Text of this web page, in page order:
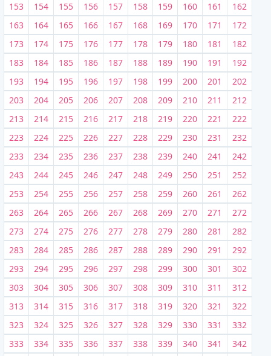
153
154 155 156 157 158 159 160 161
162
163
164 165 166 167 168 169 170 171
172
173
174 175 176 177 178 179 180 181
182
183
184 185 186 187 188 189 190 191
192
193
194 195 196 197 198 199 200 201
202
203
204 205 206 207 208 209 210 211
212
213
214 215 216 217 218 219 220 221
222
223
224 225 226 227 228 229 230 231
232
233
234 235 236 237 238 239 240 241
242
243
244 245 246 247 248 249 250 251
252
253
254 255 256 257 258 259 260 261
262
263
264 265 266 267 268 269 270 271
272
273
274 275 276 277 278 279 280 281
282
283
284 285 286 287 288 289 290 291
292
293
294 295 296 297 298 299 300 301
302
303
304 305 306 307 308 309 310 311
312
313
314 315 316 317 318 319 320 321
322
323
324 325 326 327 328 329 330 331
332
333
334 335 336 337 338 339 340 341
342